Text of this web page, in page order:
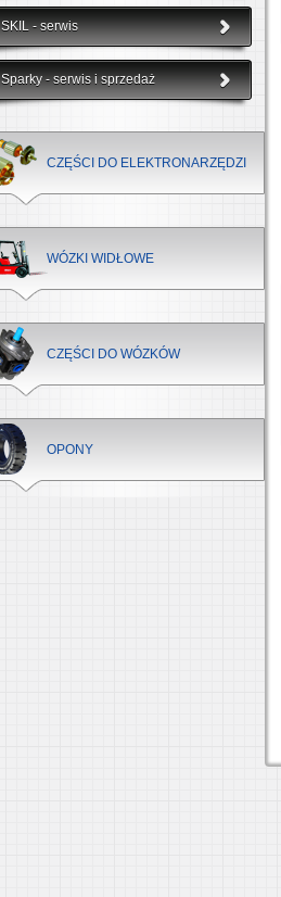
SKIL - serwis
Sparky - serwis i sprzedaż
CZĘŚCI DO ELEKTRONARZĘDZI
WÓZKI WIDŁOWE
CZĘŚCI DO WÓZKÓW
OPONY